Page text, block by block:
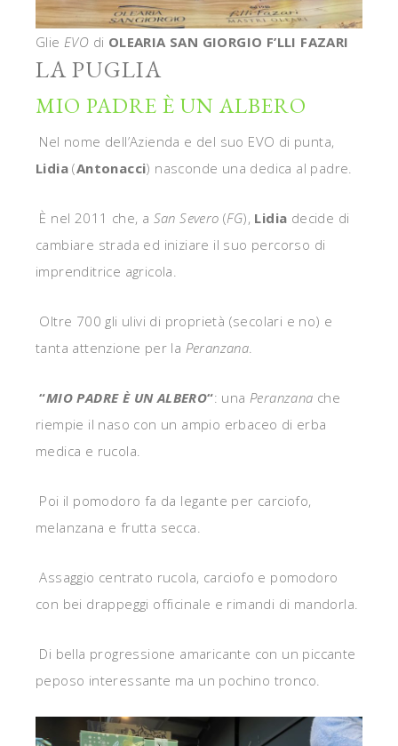
Glie EVO di OLEARIA SAN GIORGIO F’LLI FAZARI
LA PUGLIA
MIO PADRE È UN ALBERO
Nel nome dell’Azienda e del suo EVO di punta,
Lidia (Antonacci) nasconde una dedica al padre.
È nel 2011 che, a San Severo (FG), Lidia decide di
cambiare strada ed iniziare il suo percorso di
imprenditrice agricola.
Oltre 700 gli ulivi di proprietà (secolari e no) e
tanta attenzione per la Peranzana.
“MIO PADRE È UN ALBERO“: unaPeranzana che
riempie il naso con un ampio erbaceo di erba
medica e rucola.
Poi il pomodoro fa da legante per carciofo,
melanzana e frutta secca.
Assaggio centrato rucola, carciofo e pomodoro
con bei drappeggi officinale e rimandi di mandorla.
Di bella progressione amaricante con un piccante
peposo interessante ma un pochino tronco.